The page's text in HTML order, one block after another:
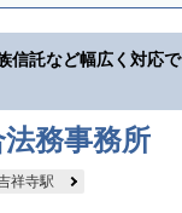
信託など幅広く対応で
務事務所
祥寺駅